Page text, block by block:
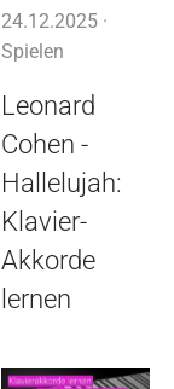
24.12.2025 ·
Spielen
Leonard
Cohen -
Hallelujah:
Klavier-
Akkorde
lernen